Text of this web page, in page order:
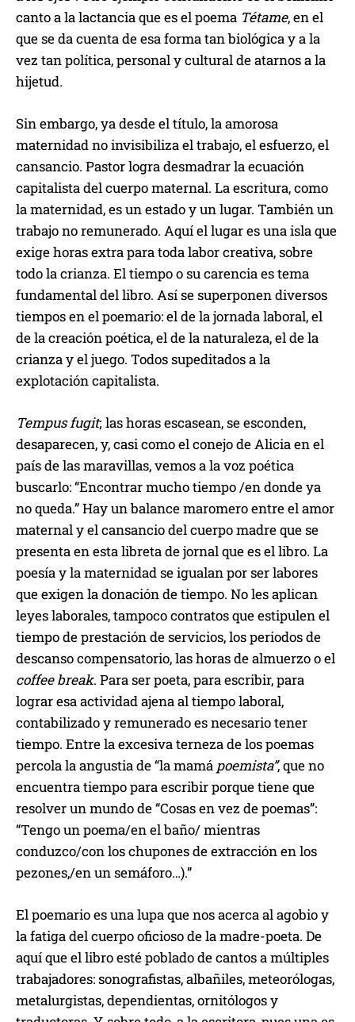
canto a la lactancia que es el poema Tétame, en el
que se da cuenta de esa forma tan biológica y a la
vez tan política, personal y cultural de atarnos a la
hijetud.
Sin embargo, ya desde el título, la amorosa
maternidad no invisibiliza el trabajo, el esfuerzo, el
cansancio. Pastor logra desmadrar la ecuación
capitalista del cuerpo maternal. La escritura, como
la maternidad, es un estado y un lugar. También un
trabajo no remunerado. Aquí el lugar es una isla que
exige horas extra para toda labor creativa, sobre
todo la crianza. El tiempo o su carencia es tema
fundamental del libro. Así se superponen diversos
tiempos en el poemario: el de la jornada laboral, el
de la creación poética, el de la naturaleza, el de la
crianza y el juego. Todos supeditados a la
explotación capitalista.
Tempus fugit; las horas escasean, se esconden,
desaparecen, y, casi como el conejo de Alicia en el
país de las maravillas, vemos a la voz poética
buscarlo: “Encontrar mucho tiempo /en donde ya
no queda.” Hay un balance maromero entre el amor
maternal y el cansancio del cuerpo madre que se
presenta en esta libreta de jornal que es el libro. La
poesía y la maternidad se igualan por ser labores
que exigen la donación de tiempo. No les aplican
leyes laborales, tampoco contratos que estipulen el
tiempo de prestación de servicios, los periodos de
descanso compensatorio, las horas de almuerzo o el
coffee break. Para ser poeta, para escribir, para
lograr esa actividad ajena al tiempo laboral,
contabilizado y remunerado es necesario tener
tiempo. Entre la excesiva terneza de los poemas
percola la angustia de “la mamá poemista”, que no
encuentra tiempo para escribir porque tiene que
resolver un mundo de “Cosas en vez de poemas”:
“Tengo un poema/en el baño/ mientras
conduzco/con los chupones de extracción en los
pezones,/en un semáforo…).”
El poemario es una lupa que nos acerca al agobio y
la fatiga del cuerpo oficioso de la madre-poeta. De
aquí que el libro esté poblado de cantos a múltiples
trabajadores: sonografistas, albañiles, meteorólogas,
metalurgistas, dependientas, ornitólogos y